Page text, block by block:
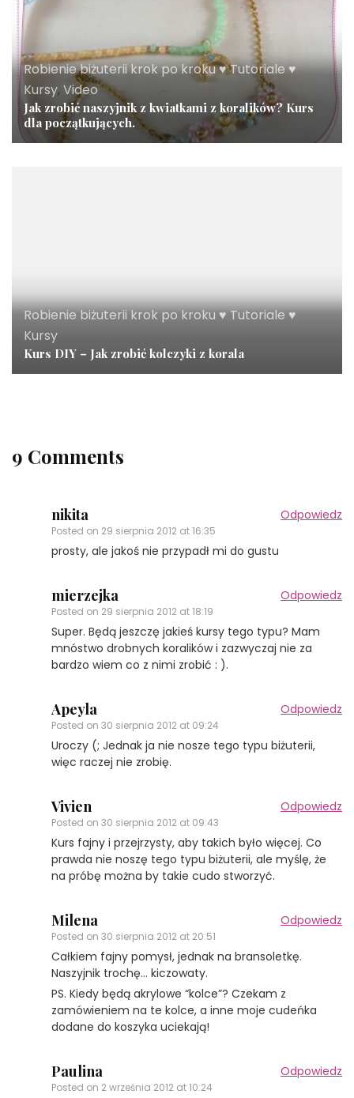
Robienie biżuterii krok po kroku ♥ Tutoriale ♥
Kursy, Video
Jak zrobić naszyjnik z kwiatkami z koralików? Kurs
dla początkujących.
Robienie biżuterii krok po kroku ♥ Tutoriale ♥
Kursy
Kurs DIY – Jak zrobić kolczyki z korala
9 Comments
nikita
Posted on 29 sierpnia 2012 at 16:35
Odpowiedz
prosty, ale jakoś nie przypadł mi do gustu
mierzejka
Posted on 29 sierpnia 2012 at 18:19
Odpowiedz
Super. Będą jeszczę jakieś kursy tego typu? Mam
mnóstwo drobnych koralików i zazwyczaj nie za
bardzo wiem co z nimi zrobić : ).
Apeyla
Posted on 30 sierpnia 2012 at 09:24
Odpowiedz
Uroczy (; Jednak ja nie nosze tego typu biżuterii,
więc raczej nie zrobię.
Vivien
Posted on 30 sierpnia 2012 at 09:43
Odpowiedz
Kurs fajny i przejrzysty, aby takich było więcej. Co
prawda nie noszę tego typu biżuterii, ale myślę, że
na próbę można by takie cudo stworzyć.
Milena
Posted on 30 sierpnia 2012 at 20:51
Odpowiedz
Całkiem fajny pomysł, jednak na bransoletkę.
Naszyjnik trochę… kiczowaty.
PS. Kiedy będą akrylowe “kolce”? Czekam z
zamówieniem na te kolce, a inne moje cudeńka
dodane do koszyka uciekają!
Paulina
Posted on 2 września 2012 at 10:24
Odpowiedz